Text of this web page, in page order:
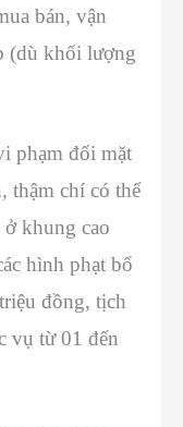
bán, vận
(dù khối lượng
phạm đối mặt
thậm chí có thể
ở khung cao
hình phạt bổ
đồng, tịch
vụ từ 01 đến